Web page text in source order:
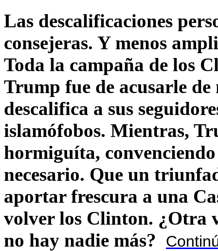
Las descalificaciones
consejeras. Y menos
Toda la campaña de los
Trump fue de acusarle
descalifica a sus
islamófobos. Mientras,
hormiguíta,
necesario. Que un
aportar frescura a una
volver los Clinton. ¿Otra
no hay nadie más?